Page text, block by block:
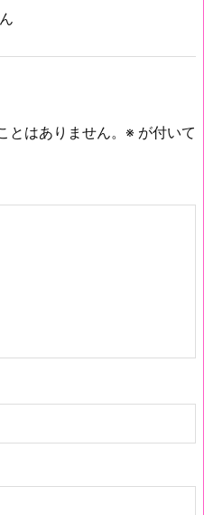
はありません。 ※ が付いて